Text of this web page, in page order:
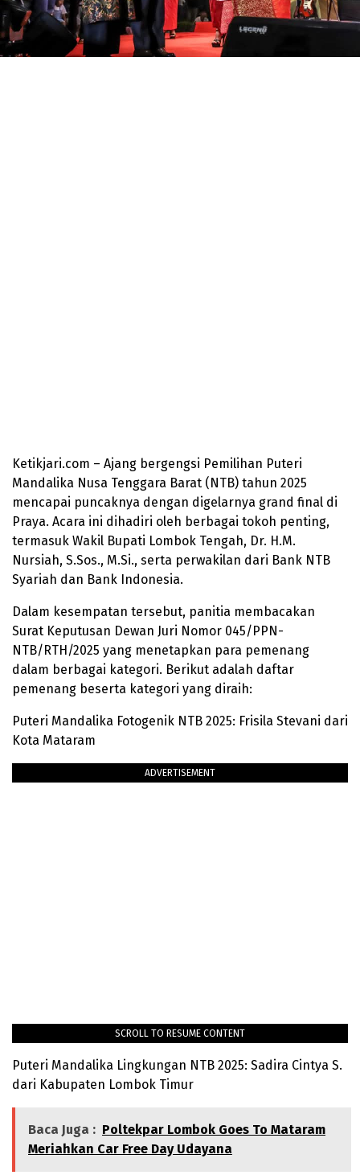
Ketikjari.com – Ajang bergengsi Pemilihan Puteri
Mandalika Nusa Tenggara Barat (NTB) tahun 2025
mencapai puncaknya dengan digelarnya grand final di
Praya. Acara ini dihadiri oleh berbagai tokoh penting,
termasuk Wakil Bupati Lombok Tengah, Dr. H.M.
Nursiah, S.Sos., M.Si., serta perwakilan dari Bank NTB
Syariah dan Bank Indonesia.
Dalam kesempatan tersebut, panitia membacakan
Surat Keputusan Dewan Juri Nomor 045/PPN-
NTB/RTH/2025 yang menetapkan para pemenang
dalam berbagai kategori. Berikut adalah daftar
pemenang beserta kategori yang diraih:
Puteri Mandalika Fotogenik NTB 2025: Frisila Stevani dari
Kota Mataram
ADVERTISEMENT
SCROLL TO RESUME CONTENT
Puteri Mandalika Lingkungan NTB 2025: Sadira Cintya S.
dari Kabupaten Lombok Timur
Baca Juga : Poltekpar Lombok Goes To Mataram
Meriahkan Car Free Day Udayana